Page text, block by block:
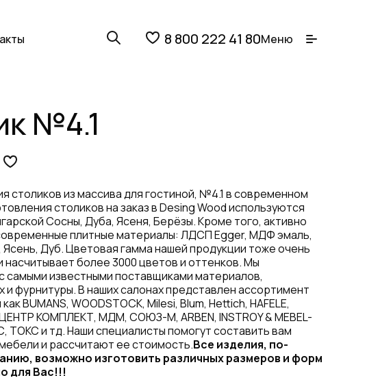
8 800 222 41 80Меню
№4.1
столиков из массива для гостиной, №4.1 в современном
столиков на заказ в Desing Wood используются
Сосны, Дуба, Ясеня, Берёзы. Кроме того, активно
плитные материалы: ЛДСП Egger, МДФ эмаль,
Дуб. Цветовая гамма нашей продукции тоже очень
насчитывает более 3000 цветов и оттенков. Мы
самыми известными поставщиками материалов,
фурнитуры. В наших салонах представлен ассортимент
BUMANS, WOODSTOCK, Milesi, Blum, Hettich, HAFELE,
ЦЕНТР КОМПЛЕКТ, МДМ, СОЮЗ-М, ARBEN, INSTROY & MEBEL-
ТОКС и тд. Наши специалисты помогут составить вам
и рассчитают ее стоимость.Все изделия, по-
возможно изготовить различных размеров и форм
для Вас!!!